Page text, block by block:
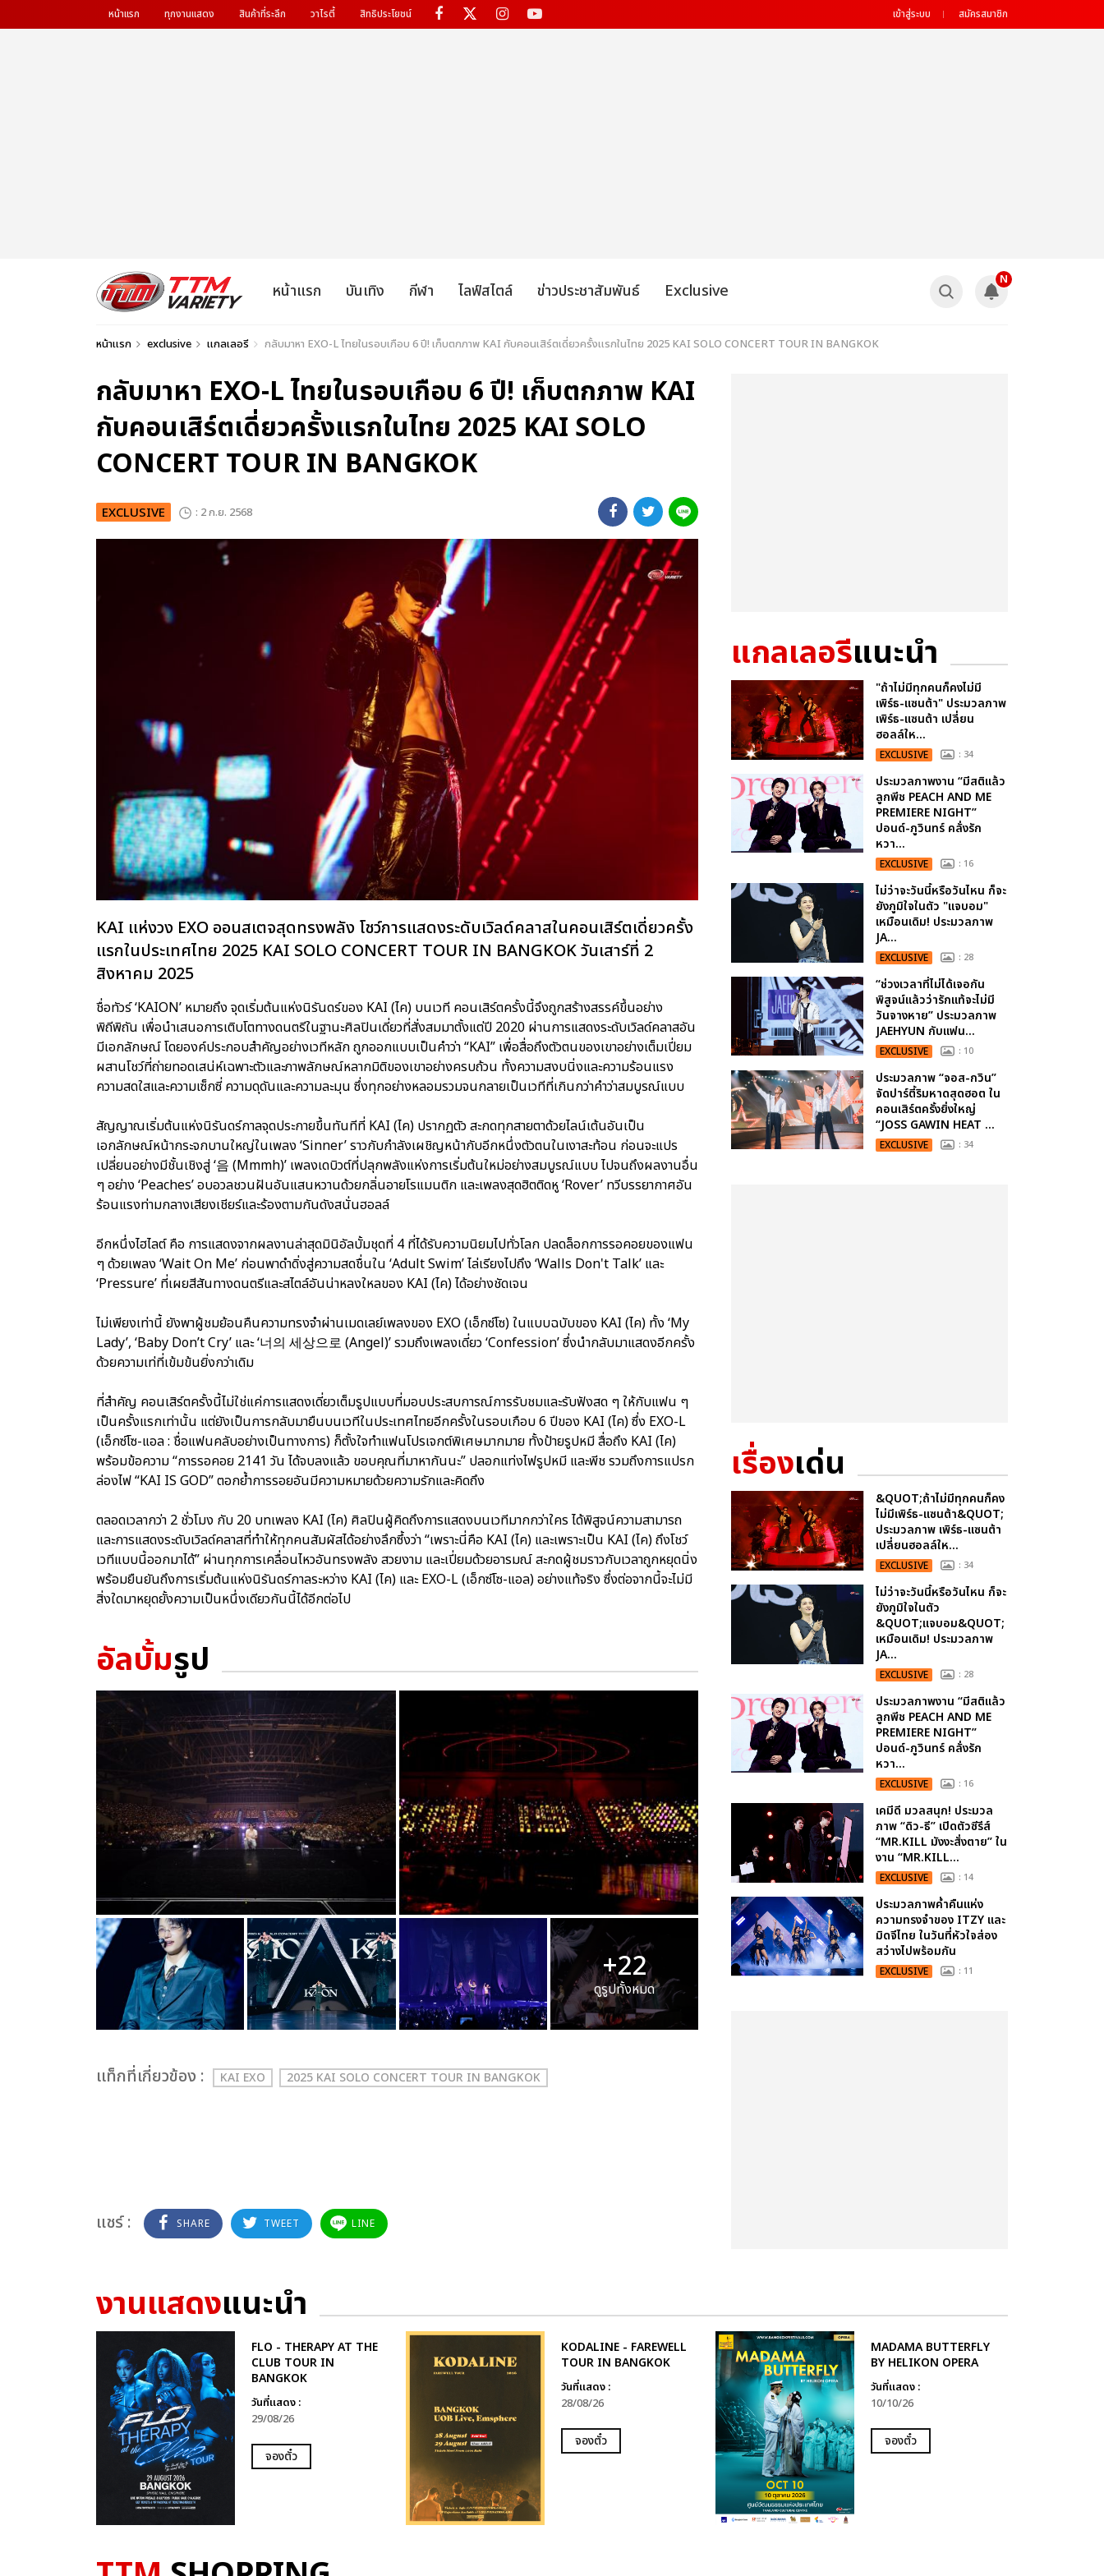
หน้าแรก ทุกงานแสดง สินค้าที่ระลึก วาไรตี้ สิทธิประโยชน์ เข้าสู่ระบบ สมัครสมาชิก
หน้าแรก บันเทิง กีฬา ไลฟ์สไตล์ ข่าวประชาสัมพันธ์ Exclusive
N
หน้าแรก exclusive แกลเลอรี กลับมาหา EXO-L ไทยในรอบเกือบ 6 ปี! เก็บตกภาพ KAI กับคอนเสิร์ตเดี่ยวครั้งแรกในไทย 2025 KAI SOLO CONCERT TOURIN BANGKOK
กลับมาหา EXO-L ไทยในรอบเกือบ 6 ปี! เก็บตกภาพ KAI
กับคอนเสิร์ตเดี่ยวครั้งแรกในไทย 2025 KAI SOLO
CONCERT TOURIN BANGKOK
EXCLUSIVE : 2 ก.ย. 2568
KAI แห่งวง EXO ออนสเตจสุดทรงพลัง โชว์การแสดงระดับเวิลด์คลาสในคอนเสิร์ตเดี่ยวครั้ง
แรกในประเทศไทย 2025 KAI SOLO CONCERT TOUR IN BANGKOK วันเสาร์ที่ 2
สิงหาคม 2025
ชื่อทัวร์ ‘KAION’ หมายถึง จุดเริ่มต้นแห่งนิรันดร์ของ KAI (ไค) บนเวที คอนเสิร์ตครั้งนี้จึงถูกสร้างสรรค์ขึ้นอย่าง
พิถีพิถัน เพื่อนำเสนอการเติบโตทางดนตรีในฐานะศิลปินเดี่ยวที่สั่งสมมาตั้งแต่ปี 2020 ผ่านการแสดงระดับเวิลด์คลาสอัน
มีเอกลักษณ์ โดยองค์ประกอบสำคัญอย่างเวทีหลัก ถูกออกแบบเป็นคำว่า “KAI” เพื่อสื่อถึงตัวตนของเขาอย่างเต็มเปี่ยม
ผสานโชว์ที่ถ่ายทอดเสน่ห์เฉพาะตัวและภาพลักษณ์หลากมิติของเขาอย่างครบถ้วน ทั้งความสงบนิ่งและความร้อนแรง
ความสดใสและความเซ็กซี่ ความดุดันและความละมุน ซึ่งทุกอย่างหลอมรวมจนกลายเป็นเวทีที่เกินกว่าคำว่าสมบูรณ์แบบ
สัญญาณเริ่มต้นแห่งนิรันดร์กาลจุดประกายขึ้นทันทีที่ KAI (ไค) ปรากฏตัว สะกดทุกสายตาด้วยไลน์เต้นอันเป็น
เอกลักษณ์หน้ากระจกบานใหญ่ในเพลง ‘Sinner’ ราวกับกำลังเผชิญหน้ากับอีกหนึ่งตัวตนในเงาสะท้อน ก่อนจะแปร
เปลี่ยนอย่างมีชั้นเชิงสู่ ‘음 (Mmmh)’ เพลงเดบิวต์ที่ปลุกพลังแห่งการเริ่มต้นใหม่อย่างสมบูรณ์แบบ ไปจนถึงผลงานอื่น
ๆ อย่าง ‘Peaches’ อบอวลชวนฝันอันแสนหวานด้วยกลิ่นอายโรแมนติก และเพลงสุดฮิตติดหู ‘Rover’ ทวีบรรยากาศอัน
ร้อนแรงท่ามกลางเสียงเชียร์และร้องตามกันดังสนั่นฮอลล์
อีกหนึ่งไฮไลต์ คือ การแสดงจากผลงานล่าสุดมินิอัลบั้มชุดที่ 4 ที่ได้รับความนิยมไปทั่วโลก ปลดล็อกการรอคอยของแฟน
ๆ ด้วยเพลง ‘Wait On Me’ ก่อนพาดำดิ่งสู่ความสดชื่นใน ‘Adult Swim’ ไล่เรียงไปถึง ‘Walls Don't Talk’ และ
‘Pressure’ ที่เผยสีสันทางดนตรีและสไตล์อันน่าหลงใหลของ KAI (ไค) ได้อย่างชัดเจน
ไม่เพียงเท่านี้ ยังพาผู้ชมย้อนคืนความทรงจำผ่านเมดเลย์เพลงของ EXO (เอ็กซ์โซ) ในแบบฉบับของ KAI (ไค) ทั้ง ‘My
Lady’, ‘Baby Don’t Cry’ และ ‘너의 세상으로 (Angel)’ รวมถึงเพลงเดี่ยว ‘Confession’ ซึ่งนำกลับมาแสดงอีกครั้ง
ด้วยความเท่ที่เข้มข้นยิ่งกว่าเดิม
ที่สำคัญ คอนเสิร์ตครั้งนี้ไม่ใช่แค่การแสดงเดี่ยวเต็มรูปแบบที่มอบประสบการณ์การรับชมและรับฟังสด ๆ ให้กับแฟน ๆ
เป็นครั้งแรกเท่านั้น แต่ยังเป็นการกลับมายืนบนเวทีในประเทศไทยอีกครั้งในรอบเกือบ 6 ปีของ KAI (ไค) ซึ่ง EXO-L
(เอ็กซ์โซ-แอล : ชื่อแฟนคลับอย่างเป็นทางการ) ก็ตั้งใจทำแฟนโปรเจกต์พิเศษมากมาย ทั้งป้ายรูปหมี สื่อถึง KAI (ไค)
พร้อมข้อความ “การรอคอย 2141 วัน ได้จบลงแล้ว ขอบคุณที่มาหากันนะ” ปลอกแท่งไฟรูปหมี และพีช รวมถึงการแปรก
ล่องไฟ “KAI IS GOD” ตอกย้ำการรอยอันมีความหมายด้วยความรักและคิดถึง
ตลอดเวลากว่า 2 ชั่วโมง กับ 20 บทเพลง KAI (ไค) ศิลปินผู้คิดถึงการแสดงบนเวทีมากกว่าใคร ได้พิสูจน์ความสามารถ
และการแสดงระดับเวิลด์คลาสที่ทำให้ทุกคนสัมผัสได้อย่างลึกซึ้งว่า “เพราะนี่คือ KAI (ไค) และเพราะเป็น KAI (ไค) ถึงโชว์
เวทีแบบนี้ออกมาได้” ผ่านทุกการเคลื่อนไหวอันทรงพลัง สวยงาม และเปี่ยมด้วยอารมณ์ สะกดผู้ชมราวกับเวลาถูกหยุดนิ่ง
พร้อมยืนยันถึงการเริ่มต้นแห่งนิรันดร์กาลระหว่าง KAI (ไค) และ EXO-L (เอ็กซ์โซ-แอล) อย่างแท้จริง ซึ่งต่อจากนี้จะไม่มี
สิ่งใดมาหยุดยั้งความเป็นหนึ่งเดียวกันนี้ได้อีกต่อไป
อัลบั้มรูป
+22
ดูรูปทั้งหมด
เเท็กที่เกี่ยวข้อง : KAI EXO 2025 KAI SOLO CONCERT TOUR IN BANGKOK
แชร์ : SHARE TWEET LINE
แกลเลอรีแนะนำ
"ถ้าไม่มีทุกคนก็คงไม่มี
เพิร์ธ-แซนต้า" ประมวลภาพ
เพิร์ธ-แซนต้า เปลี่ยน
ฮอลล์ให...
EXCLUSIVE : 34
ประมวลภาพงาน “มีสติแล้ว
ลูกพีช PEACH AND ME
PREMIERE NIGHT”
ปอนด์-ภูวินทร์ คลั่งรัก
หวา...
EXCLUSIVE : 16
ไม่ว่าจะวันนี้หรือวันไหน ก็จะ
ยังภูมิใจในตัว "แจบอม"
เหมือนเดิม! ประมวลภาพ
JA...
EXCLUSIVE : 28
“ช่วงเวลาที่ไม่ได้เจอกัน
พิสูจน์แล้วว่ารักแท้จะไม่มี
วันจางหาย” ประมวลภาพ
JAEHYUN กับแฟน...
EXCLUSIVE : 10
ประมวลภาพ “จอส-กวิน”
จัดปาร์ตี้ริมหาดสุดฮอต ใน
คอนเสิร์ตครั้งยิ่งใหญ่
“JOSS GAWIN HEAT ...
EXCLUSIVE : 34
เรื่องเด่น
&QUOT;ถ้าไม่มีทุกคนก็คง
ไม่มีเพิร์ธ-แซนต้า&QUOT;
ประมวลภาพ เพิร์ธ-แซนต้า
เปลี่ยนฮอลล์ให...
EXCLUSIVE : 34
ไม่ว่าจะวันนี้หรือวันไหน ก็จะ
ยังภูมิใจในตัว
&QUOT;แจบอม&QUOT;
เหมือนเดิม! ประมวลภาพ
JA...
EXCLUSIVE : 28
ประมวลภาพงาน “มีสติแล้ว
ลูกพีช PEACH AND ME
PREMIERE NIGHT”
ปอนด์-ภูวินทร์ คลั่งรัก
หวา...
EXCLUSIVE : 16
เคมีดี มวลสนุก! ประมวล
ภาพ “ดิว-ธี” เปิดตัวซีรีส์
“MR.KILL มังงะสั่งตาย” ใน
งาน “MR.KILL...
EXCLUSIVE : 14
ประมวลภาพค่ำคืนแห่ง
ความทรงจำของ ITZY และ
มิดจีไทย ในวันที่หัวใจส่อง
สว่างไปพร้อมกัน
EXCLUSIVE : 11
งานแสดงแนะนำ
FLO - THERAPY AT THE
CLUB TOUR IN
BANGKOK
วันที่แสดง :
29/08/26
จองตั๋ว
KODALINE - FAREWELL
TOUR IN BANGKOK
วันที่แสดง :
28/08/26
จองตั๋ว
MADAMA BUTTERFLY
BY HELIKON OPERA
วันที่แสดง :
10/10/26
จองตั๋ว